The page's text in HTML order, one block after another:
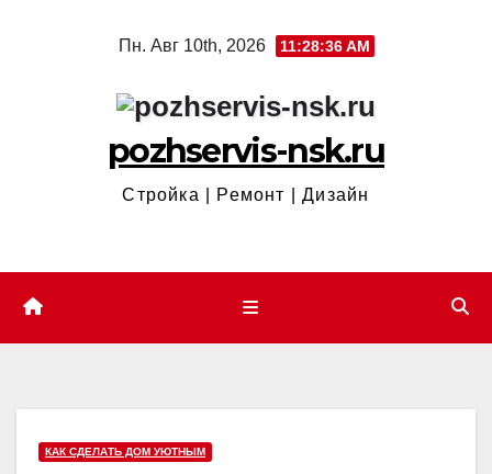
Пн. Авг 10th, 2026 11:28:36 AM
pozhservis-nsk.ru
Стройка | Ремонт | Дизайн
КАК СДЕЛАТЬ ДОМ УЮТНЫМ